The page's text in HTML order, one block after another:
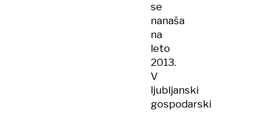
se
nanaša
na
leto
2013.
V
ljubljanski
gospodarski